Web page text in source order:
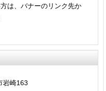
は、バナーのリンク先か
岩崎163